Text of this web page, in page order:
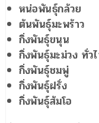
หน่อพันธุ์กล้วย
ต้นพันธุ์มะพร้าว
กิ่งพันธุ์ขนุน
กิ่งพันธุ์มะม่วง ทั่
กิ่งพันธุ์ชมพู่
กิ่งพันธุ์ฝรั่ง
กิ่งพันธุ์ส้มโอ